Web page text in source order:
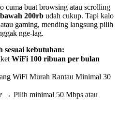
cuma buat browsing atau scrolling
200rb udah cukup. Tapi kalo
gaming, mending langsung pilih
nge-lag.
sesuai kebutuhan:
WiFi 100 ribuan per bulan
WiFi Murah Rantau Minimal 30
→ Pilih minimal 50 Mbps atau